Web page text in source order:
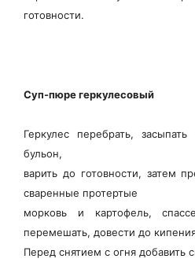
готовности.
Суп-пюре геркулесовый
Геркулес перебрать,
бульон,
варить до готовности, затем
сваренные протертые
морковь и картофель,
перемешать, довести до
Перед снятием с огня добавить